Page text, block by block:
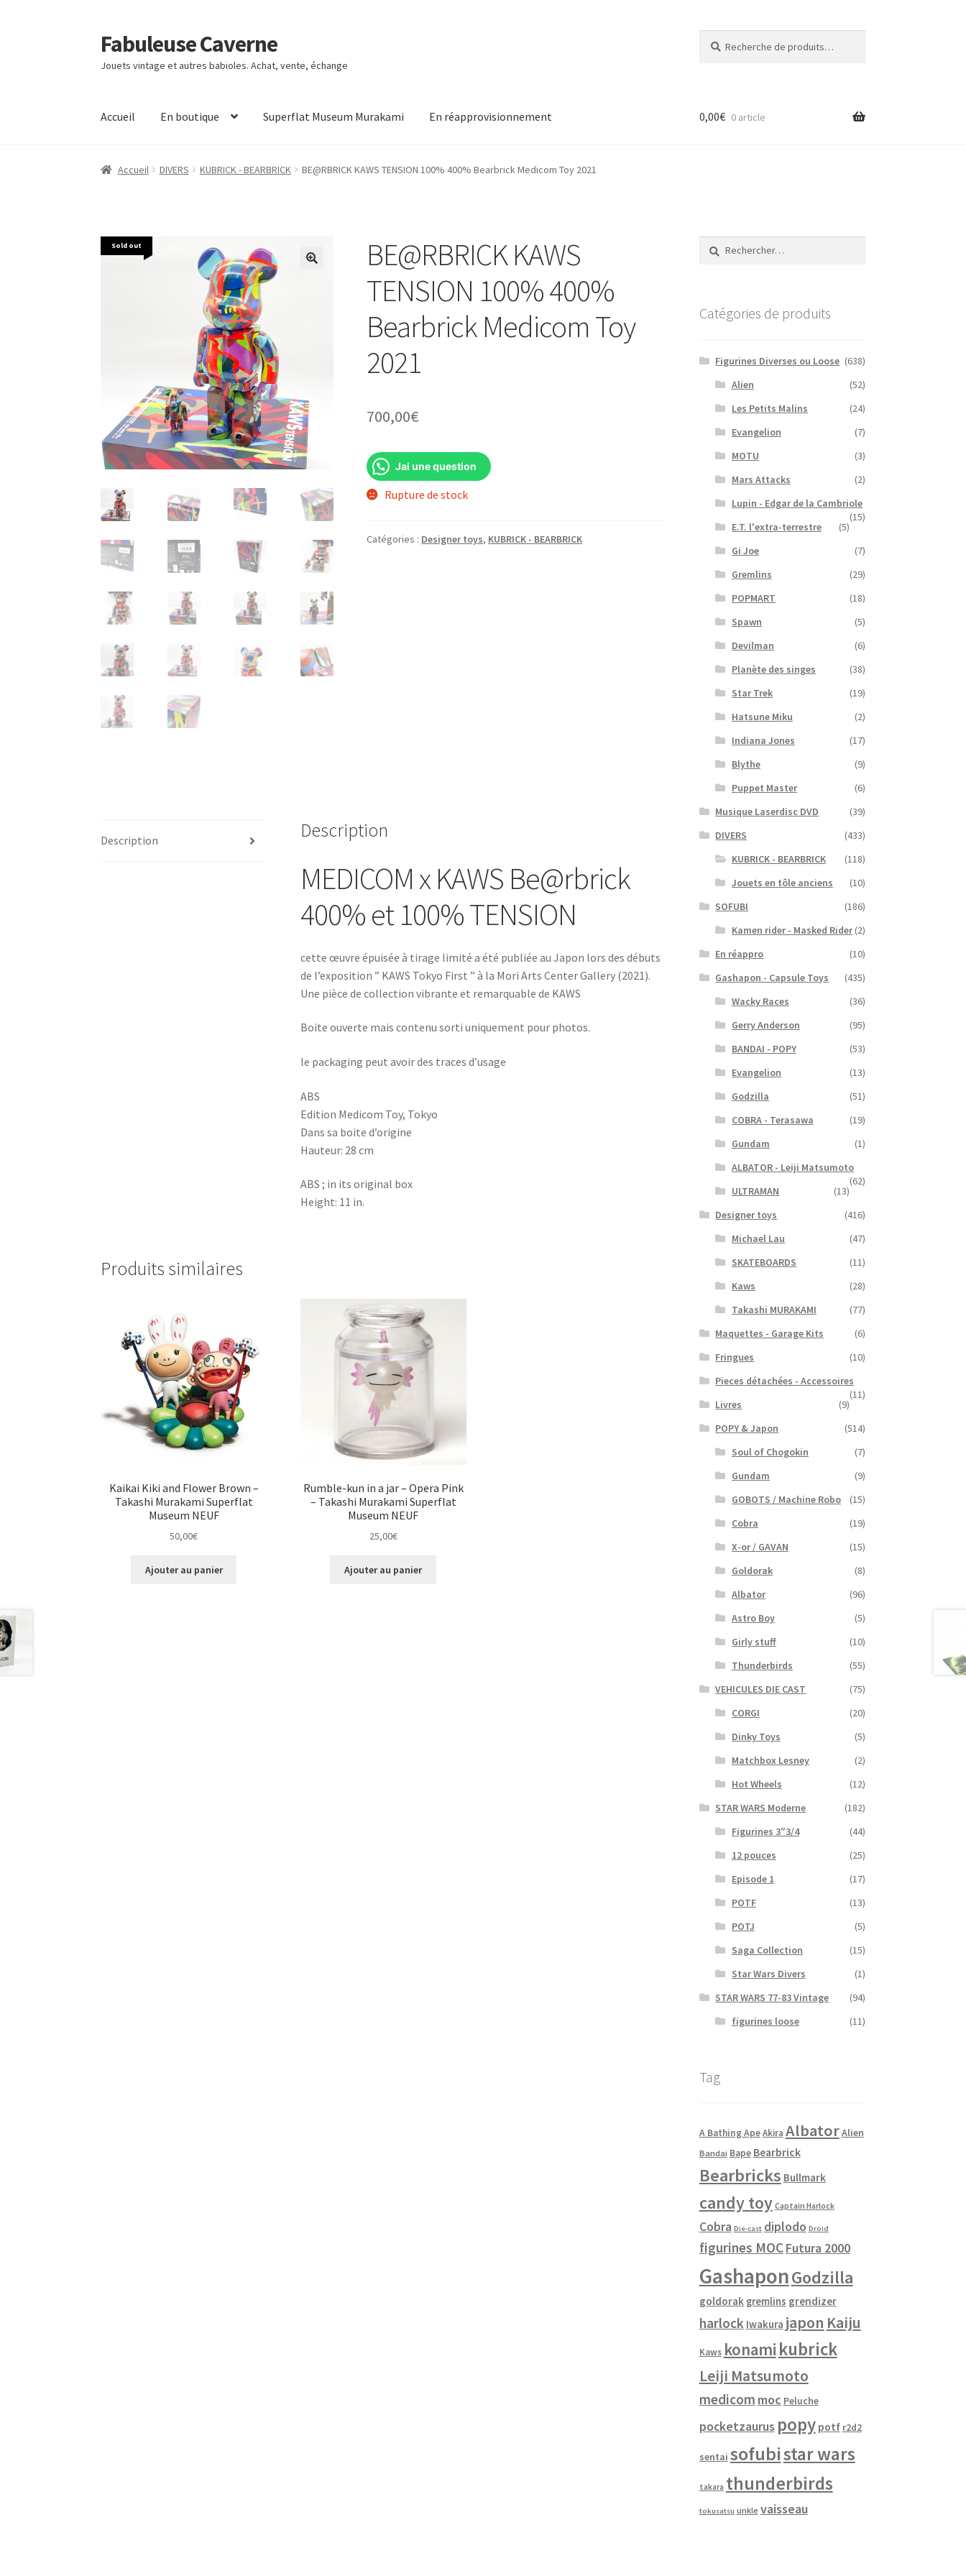
Aller
à
la
Aller
au
contenu
Fabuleuse Caverne
Jouets vintage et autres babioles. Achat, vente, échange
pour :
Accueil En boutique Superflat Museum Murakami En réapprovisionnement 0,00€ 0 article
Accueil DIVERS KUBRICK - BEARBRICK BE@RBRICK KAWS TENSION 100% 400% Bearbrick Medicom Toy 2021
Sold out
BE@RBRICK KAWS
TENSION 100% 400%
Bearbrick Medicom Toy
2021
700,00€
Jai une question
Rupture de stock
Catégories : Designer toys, KUBRICK - BEARBRICK
Description Description
MEDICOM x KAWS Be@rbrick
400% et 100% TENSION
cette œuvre épuisée à tirage limité a été publiée au Japon lors des débuts
de l’exposition ” KAWS Tokyo First ” à la Mori Arts Center Gallery (2021).
Une pièce de collection vibrante et remarquable de KAWS
Boite ouverte mais contenu sorti uniquement pour photos.
le packaging peut avoir des traces d’usage
ABS
Edition Medicom Toy, Tokyo
Dans sa boite d’origine
Hauteur: 28 cm
ABS ; in its original box
Height: 11 in.
Produits similaires
Kaikai Kiki and Flower Brown –
Takashi Murakami Superflat
Museum NEUF
50,00€
Ajouter au panier
Rumble-kun in a jar – Opera Pink
– Takashi Murakami Superflat
Museum NEUF
25,00€
Ajouter au panier
Rechercher :
Catégories de produits
Figurines Diverses ou Loose (638)
Alien
(52)
Les Petits Malins
(24)
Evangelion
(7)
MOTU
(3)
Mars Attacks
(2)
Lupin - Edgar de la Cambriole
(15)
E.T. l'extra-terrestre
(5)
Gi Joe
(7)
Gremlins
(29)
POPMART
(18)
Spawn
(5)
Devilman
(6)
Planète des singes
(38)
Star Trek
(19)
Hatsune Miku
(2)
Indiana Jones
(17)
Blythe
(9)
Puppet Master
(6)
Musique Laserdisc DVD
(39)
DIVERS
(433)
KUBRICK - BEARBRICK
(118)
Jouets en tôle anciens
(10)
SOFUBI
(186)
Kamen rider - Masked Rider (2)
En réappro
(10)
Gashapon - Capsule Toys
(435)
Wacky Races
(36)
Gerry Anderson
(95)
BANDAI - POPY
(53)
Evangelion
(13)
Godzilla
(51)
COBRA - Terasawa
(19)
Gundam
(1)
ALBATOR - Leiji Matsumoto
(62)
ULTRAMAN
(13)
Designer toys
(416)
Michael Lau
(47)
SKATEBOARDS
(11)
Kaws
(28)
Takashi MURAKAMI
(77)
Maquettes - Garage Kits
(6)
Fringues
(10)
Pieces détachées - Accessoires
(11)
Livres
(9)
POPY & Japon
(514)
Soul of Chogokin
(7)
Gundam
(9)
GOBOTS / Machine Robo
(15)
Cobra
(19)
X-or / GAVAN
(15)
Goldorak
(8)
Albator
(96)
Astro Boy
(5)
Girly stuff
(10)
Thunderbirds
(55)
VEHICULES DIE CAST
(75)
CORGI
(20)
Dinky Toys
(5)
Matchbox Lesney
(2)
Hot Wheels
(12)
STAR WARS Moderne
(182)
Figurines 3″3/4
(44)
12 pouces
(25)
Episode 1
(17)
POTF
(13)
POTJ
(5)
Saga Collection
(15)
Star Wars Divers
(1)
STAR WARS 77-83 Vintage
(94)
figurines loose
(11)
Tag
A Bathing Ape Akira AlbatorAlien
Bandai Bape Bearbrick
Bearbricks Bullmark
candy toy Captain Harlock
Cobra Die-cast diplodo Droid
figurines MOCFutura 2000
GashaponGodzilla
goldorak gremlins grendizer
harlock Iwakura japon Kaiju
Kaws konami kubrick
Leiji Matsumoto
medicom moc Peluche
pocketzaurus popy potf r2d2
sentai sofubistar wars
takara thunderbirds
tokusatsu unkle vaisseau